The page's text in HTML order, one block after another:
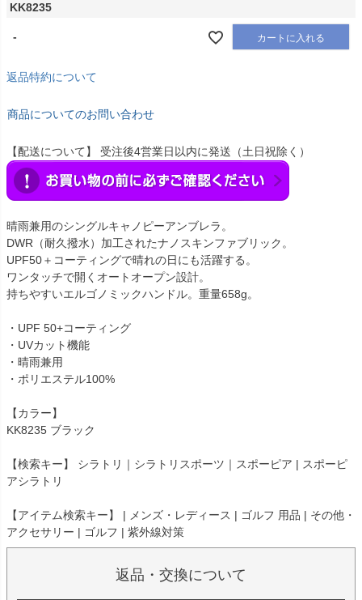
KK8235
- カートに入れる
返品特約について
商品についてのお問い合わせ
【配送について】 受注後4営業日以内に発送（土日祝除く）
晴雨兼用のシングルキャノピーアンブレラ。
DWR（耐久撥水）加工されたナノスキンファブリック。
UPF50＋コーティングで晴れの日にも活躍する。
ワンタッチで開くオートオープン設計。
持ちやすいエルゴノミックハンドル。重量658g。
・UPF 50+コーティング
・UVカット機能
・晴雨兼用
・ポリエステル100%
【カラー】
KK8235 ブラック
【検索キー】 シラトリ｜シラトリスポーツ｜スポーピア | スポーピ
アシラトリ
【アイテム検索キー】 | メンズ・レディース | ゴルフ 用品 | その他・
アクセサリー | ゴルフ | 紫外線対策
返品・交換について